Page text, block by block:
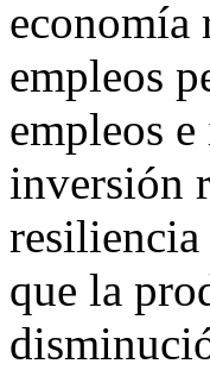
economía
empleos
empleos
inversión
resiliencia
que la